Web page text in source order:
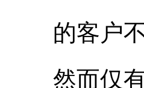
的客户
然而仅